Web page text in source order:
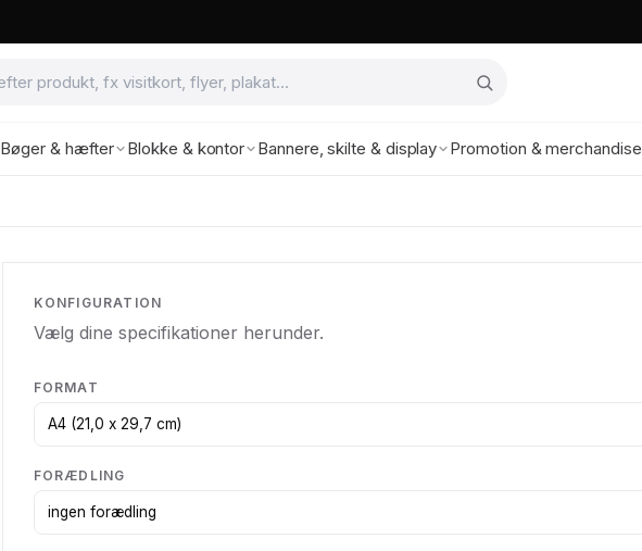
Bøger & hæfter Blokke & kontor Bannere, skilte & display Promotion & merchandise
KONFIGURATION
Vælg dine specifikationer herunder.
FORMAT
FORÆDLING